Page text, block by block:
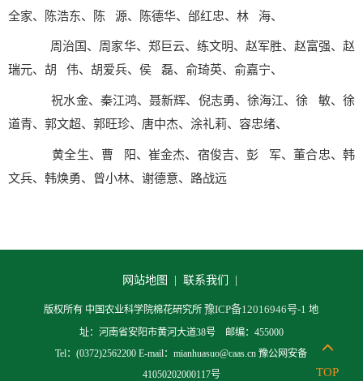
全家、陈浩东、陈 源、陈德华、邰红忠、林 海、
周治国、周家华、郑巨云、练文明、赵军胜、赵富强、赵
瑞元、胡 伟、胡爱兵、侯 磊、俞琦英、俞嘉宁、
祝水金、秦江鸿、聂新辉、倪志勇、徐海江、徐 敏、徐
道青、郭文超、郭旺珍、唐中杰、涂礼莉、容忠绪、
黄全生、曹 阳、崔金杰、宿俊吉、彭 军、董合忠、韩
文兵、韩焕勇、曾小林、谢德意、路战远
网站地图 | 联系我们 |
版权所有 中国农业科学院棉花研究所豫ICP备12016946号-1 地
址：河南省安阳市黄河大道38号 邮编：455000
Tel：(0372)2562200 E-mail：mianhuasuo@caas.cn 豫公网安备
41050202000117号
TOP